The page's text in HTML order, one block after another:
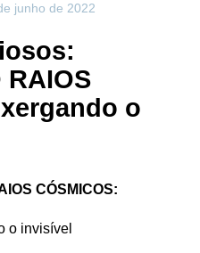
junho de 2022
RAIOS
o
CÓSMICOS:
o invisível